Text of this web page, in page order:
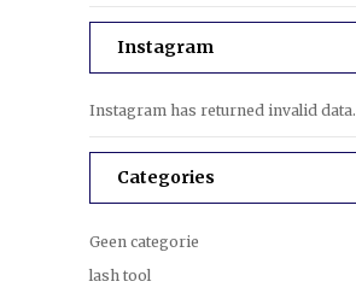
Instagram
Instagram has returned invalid data.
Categories
Geen categorie
lash tool